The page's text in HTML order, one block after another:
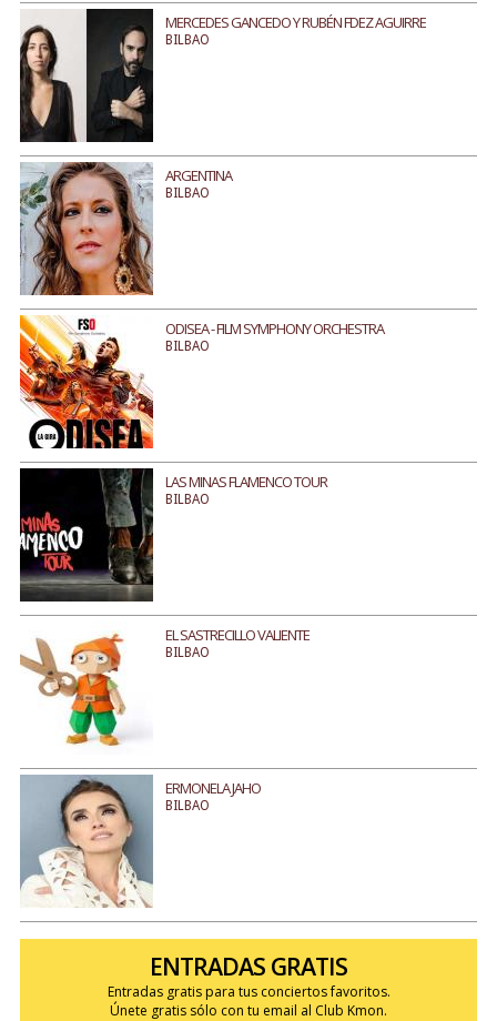
MERCEDES GANCEDO Y RUBÉN FDEZ AGUIRRE
BILBAO
ARGENTINA
BILBAO
ODISEA - FILM SYMPHONY ORCHESTRA
BILBAO
LAS MINAS FLAMENCO TOUR
BILBAO
EL SASTRECILLO VALIENTE
BILBAO
ERMONELA JAHO
BILBAO
ENTRADAS GRATIS
Entradas gratis para tus conciertos favoritos.
Únete gratis sólo con tu email al Club Kmon.